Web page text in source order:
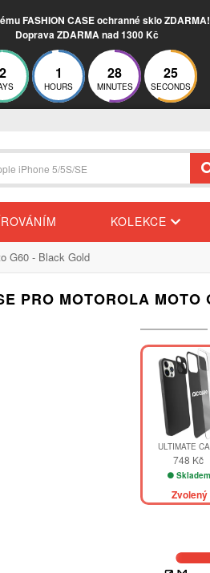
FASHION CASE ochranné sklo ZDARMA!
Doprava ZDARMA nad 1300 Kč
2 1
HOURS
28
MINUTES
25
SECONDS
KOLEKCE
G60 - Black Gold
PRO MOTOROLA
ULTIMATE
748 Kč
Skladem
Zvolený